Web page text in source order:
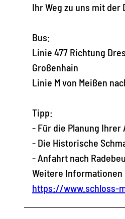
Ihr Weg zu uns mit der
Bus:
Linie 477 Richtung
Großenhain
Linie M von Meißen
Tipp:
- Für die Planung
- Die Historische
- Anfahrt nach
Weitere
https://www.schloss-